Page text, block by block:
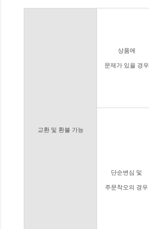
교환 및 환불 가능
상품에
문제가 있을 경우
단순변심 및
주문착오의 경우